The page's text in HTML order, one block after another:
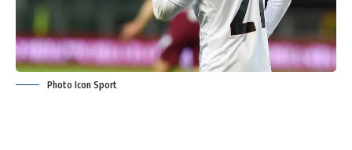
Photo Icon Sport